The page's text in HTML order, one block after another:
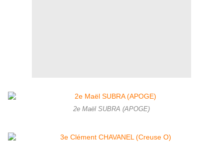
2e Maël SUBRA (APOGE)